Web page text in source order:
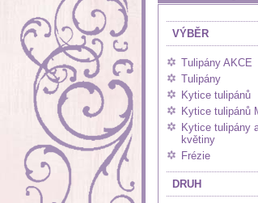
VÝBĚR
Tulipány AKCE
Tulipány
Kytice tulipánů
Kytice tulipánů
Kytice tulipány
květiny
Frézie
DRUH